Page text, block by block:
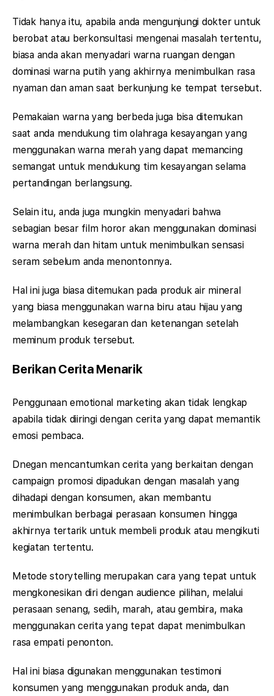
Tidak hanya itu, apabila anda mengunjungi dokter untuk
berobat atau berkonsultasi mengenai masalah tertentu,
biasa anda akan menyadari warna ruangan dengan
dominasi warna putih yang akhirnya menimbulkan rasa
nyaman dan aman saat berkunjung ke tempat tersebut.
Pemakaian warna yang berbeda juga bisa ditemukan
saat anda mendukung tim olahraga kesayangan yang
menggunakan warna merah yang dapat memancing
semangat untuk mendukung tim kesayangan selama
pertandingan berlangsung.
Selain itu, anda juga mungkin menyadari bahwa
sebagian besar film horor akan menggunakan dominasi
warna merah dan hitam untuk menimbulkan sensasi
seram sebelum anda menontonnya.
Hal ini juga biasa ditemukan pada produk air mineral
yang biasa menggunakan warna biru atau hijau yang
melambangkan kesegaran dan ketenangan setelah
meminum produk tersebut.
Berikan Cerita Menarik
Penggunaan emotional marketing akan tidak lengkap
apabila tidak diiringi dengan cerita yang dapat memantik
emosi pembaca.
Dnegan mencantumkan cerita yang berkaitan dengan
campaign promosi dipadukan dengan masalah yang
dihadapi dengan konsumen, akan membantu
menimbulkan berbagai perasaan konsumen hingga
akhirnya tertarik untuk membeli produk atau mengikuti
kegiatan tertentu.
Metode storytelling merupakan cara yang tepat untuk
mengkonesikan diri dengan audience pilihan, melalui
perasaan senang, sedih, marah, atau gembira, maka
menggunakan cerita yang tepat dapat menimbulkan
rasa empati penonton.
Hal ini biasa digunakan menggunakan testimoni
konsumen yang menggunakan produk anda, dan